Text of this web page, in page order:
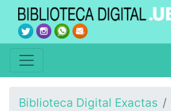
Biblioteca Digital Exactas